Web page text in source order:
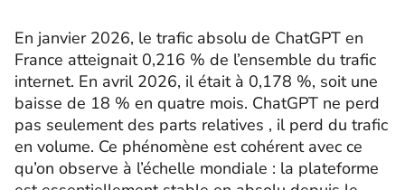
En janvier 2026, le trafic absolu de ChatGPT en
France atteignait 0,216 % de l’ensemble du trafic
internet. En avril 2026, il était à 0,178 %, soit une
baisse de 18 % en quatre mois. ChatGPT ne perd
pas seulement des parts relatives , il perd du trafic
en volume. Ce phénomène est cohérent avec ce
qu’on observe à l’échelle mondiale : la plateforme